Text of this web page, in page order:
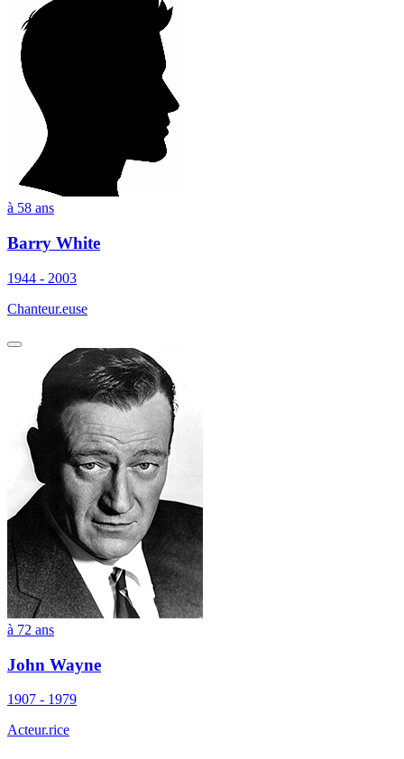
à 58 ans
Barry White
1944 - 2003
Chanteur.euse
à 72 ans
John Wayne
1907 - 1979
Acteur.rice